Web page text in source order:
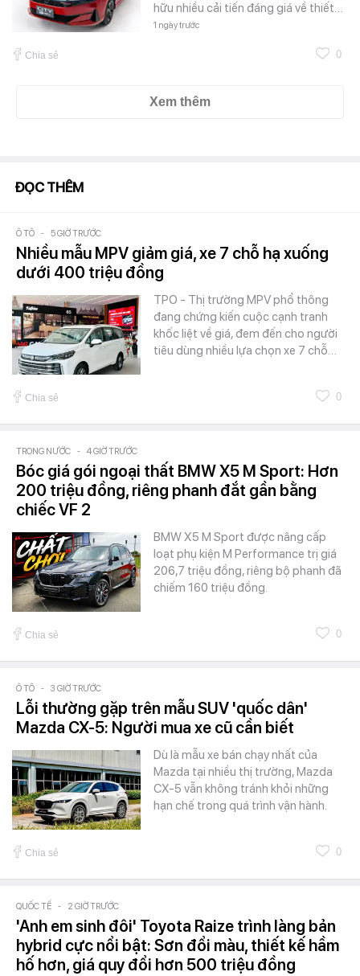
hữu nhiều cải tiến đáng giá về thiết…
1 ngày trước
Chia sẻ 0
Xem thêm
ĐỌC THÊM
Ô TÔ - 5 GIỜ TRƯỚC
Nhiều mẫu MPV giảm giá, xe 7 chỗ hạ xuống
dưới 400 triệu đồng
TPO - Thị trường MPV phổ thông
đang chứng kiến cuộc cạnh tranh
khốc liệt về giá, đem đến cho người
tiêu dùng nhiều lựa chọn xe 7 chỗ…
Chia sẻ 0
TRONG NƯỚC - 4 GIỜ TRƯỚC
Bóc giá gói ngoại thất BMW X5 M Sport: Hơn
200 triệu đồng, riêng phanh đắt gần bằng
chiếc VF 2
BMW X5 M Sport được nâng cấp
loạt phụ kiện M Performance trị giá
206,7 triệu đồng, riêng bộ phanh đã
chiếm 160 triệu đồng.
Chia sẻ 0
Ô TÔ - 3 GIỜ TRƯỚC
Lỗi thường gặp trên mẫu SUV 'quốc dân'
Mazda CX-5: Người mua xe cũ cần biết
Dù là mẫu xe bán chạy nhất của
Mazda tại nhiều thị trường, Mazda
CX-5 vẫn không tránh khỏi những
hạn chế trong quá trình vận hành.
Chia sẻ 0
QUỐC TẾ - 2 GIỜ TRƯỚC
'Anh em sinh đôi' Toyota Raize trình làng bản
hybrid cực nổi bật: Sơn đổi màu, thiết kế hầm
hố hơn, giá quy đổi hơn 500 triệu đồng